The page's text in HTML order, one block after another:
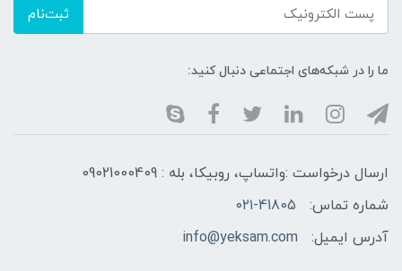
ثبت‌نام
ما را در شبکه‌های اجتماعی دنبال کنید:
ارسال درخواست :واتساپ، روبیکا، بله : 09021000409
شماره تماس:
۰۲۱-41805
آدرس ایمیل:
info@yeksam.com